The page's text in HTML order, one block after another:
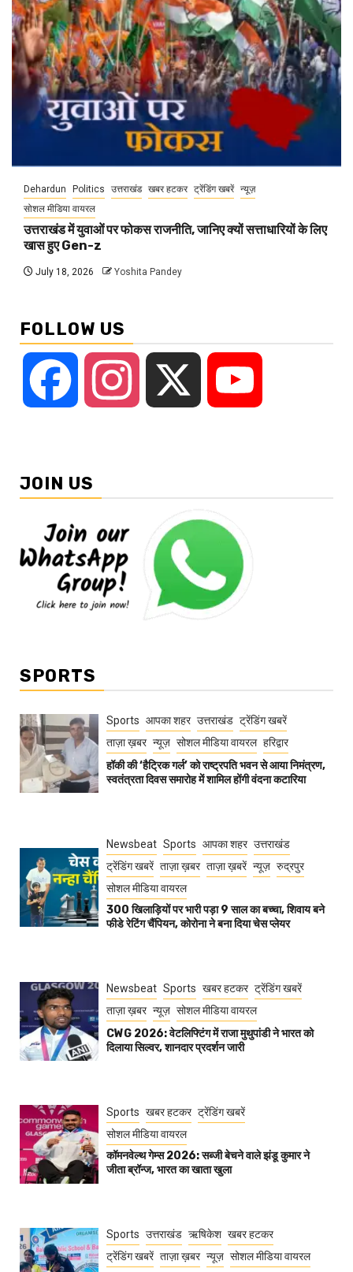
Dehardun Politics उत्तराखंड खबर हटकर ट्रेंडिंग खबरें न्यूज़
सोशल मीडिया वायरल
उत्तराखंड में युवाओं पर फोकस राजनीति, जानिए क्यों सत्ताधारियों के लिए
खास हुए Gen-z
July 18, 2026 Yoshita Pandey
FOLLOW US
Facebook Instagram
JOIN US
SPORTS
Sports आपका शहर उत्तराखंड ट्रेंडिंग खबरें
ताज़ा ख़बर न्यूज़ सोशल मीडिया वायरल हरिद्वार
हॉकी की ‘हैट्रिक गर्ल’ को राष्ट्रपति भवन से आया निमंत्रण,
स्वतंत्रता दिवस समारोह में शामिल होंगी वंदना कटारिया
Newsbeat Sports आपका शहर उत्तराखंड
ट्रेंडिंग खबरें ताज़ा ख़बर ताज़ा ख़बरें न्यूज़ रुद्रपुर
सोशल मीडिया वायरल
300 खिलाड़ियों पर भारी पड़ा 9 साल का बच्चा, शिवाय बने
फीडे रेटिंग चैंपियन, कोरोना ने बना दिया चेस प्लेयर
Newsbeat Sports खबर हटकर ट्रेंडिंग खबरें
ताज़ा ख़बर न्यूज़ सोशल मीडिया वायरल
CWG 2026: वेटलिफ्टिंग में राजा मुथुपांडी ने भारत को
दिलाया सिल्वर, शानदार प्रदर्शन जारी
Sports खबर हटकर ट्रेंडिंग खबरें
सोशल मीडिया वायरल
कॉमनवेल्थ गेम्स 2026: सब्जी बेचने वाले झंडू कुमार ने
जीता ब्रॉन्ज, भारत का खाता खुला
Sports उत्तराखंड ऋषिकेश खबर हटकर
ट्रेंडिंग खबरें ताज़ा ख़बर न्यूज़ सोशल मीडिया वायरल